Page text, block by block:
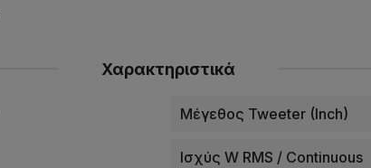
Χαρακτηριστικά
Μέγεθος Tweeter (Inch)
Ισχύς W RMS / Continuous